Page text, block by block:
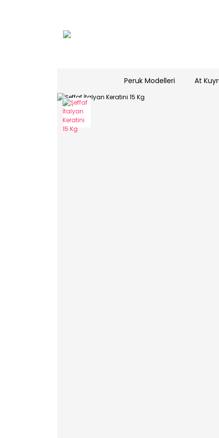
Peruk Modelleri At